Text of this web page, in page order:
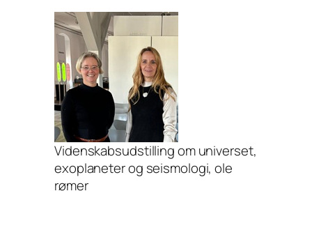
Videnskabsudstilling om universet,
exoplaneter og seismologi, ole
rømer